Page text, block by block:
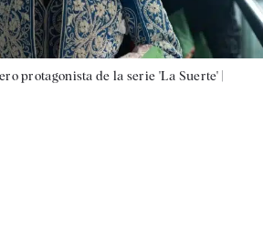
protagonista de la serie 'La Suerte' |